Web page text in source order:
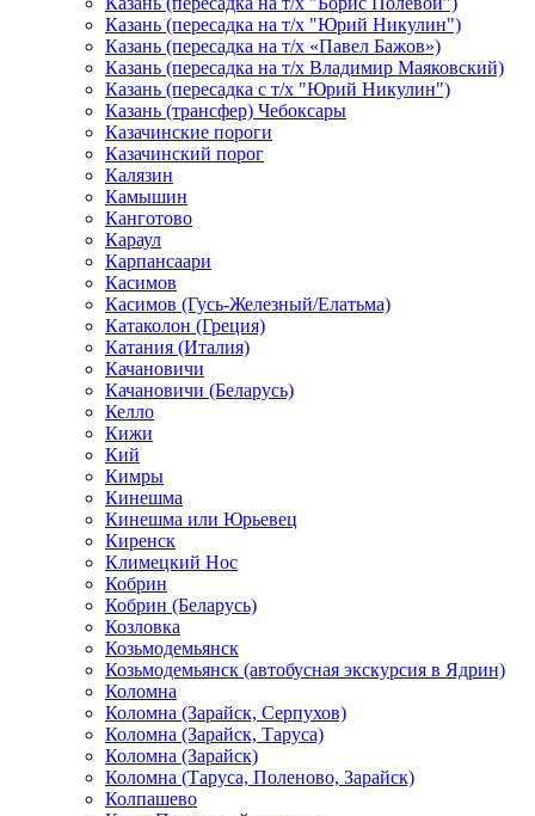
Казань (пересадка на т/х "Юрий Никулин")
Казань (пересадка на т/х «Павел Бажов»)
Казань (пересадка на т/х Владимир Маяковский)
Казань (пересадка с т/х "Юрий Никулин")
Казань (трансфер) Чебоксары
Казачинские пороги
Казачинский порог
Калязин
Камышин
Канготово
Караул
Карпансаари
Касимов
Касимов (Гусь-Железный/Елатьма)
Катаколон (Греция)
Катания (Италия)
Качановичи
Качановичи (Беларусь)
Келло
Кижи
Кий
Кимры
Кинешма
Кинешма или Юрьевец
Киренск
Климецкий Нос
Кобрин
Кобрин (Беларусь)
Козловка
Козьмодемьянск
Козьмодемьянск (автобусная экскурсия в Ядрин)
Коломна
Коломна (Зарайск, Серпухов)
Коломна (Зарайск, Таруса)
Коломна (Зарайск)
Коломна (Таруса, Поленово, Зарайск)
Колпашево